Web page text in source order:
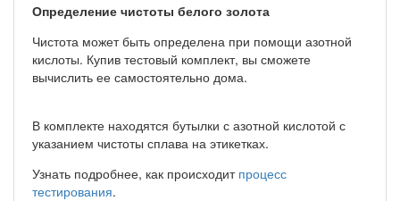
Определение чистоты белого золота
Чистота может быть определена при помощи азотной
кислоты. Купив тестовый комплект, вы сможете
вычислить ее самостоятельно дома.
В комплекте находятся бутылки с азотной кислотой с
указанием чистоты сплава на этикетках.
Узнать подробнее, как происходит процесс
тестирования.